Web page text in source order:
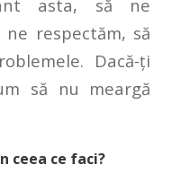
asta, să ne
respectăm, să
Dacă-ți
să nu meargă
ceea ce faci?